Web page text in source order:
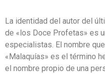
La identidad del autor del
de «los Doce Profetas» es
especialistas. El nombre
«Malaquías» es el término
el nombre propio de una